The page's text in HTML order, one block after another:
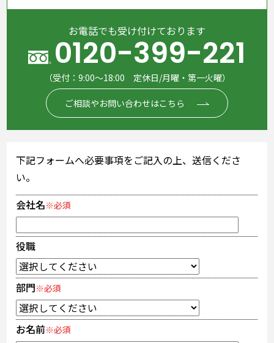
お電話でも受け付けております
0120-399-221
（受付：9:00～18:00 定休日/月曜・第一火曜）
ご相談やお問い合わせはこちら
下記フォームへ必要事項をご記入の上、送信くださ
い。
会社名※必須
役職
部門※必須
お名前※必須